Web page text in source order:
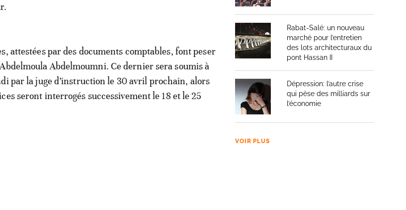
attestées par des documents comptables, font peser
Abdelmoumni. Ce dernier sera soumis à
par la juge d’instruction le 30 avril prochain, alors
seront interrogés successivement le 18 et le 25
Rabat-Salé: un nouveau
marché pour l’entretien
des lots architecturaux du
pont Hassan II
Dépression: l’autre crise
qui pèse des milliards sur
l’économie
VOIR PLUS